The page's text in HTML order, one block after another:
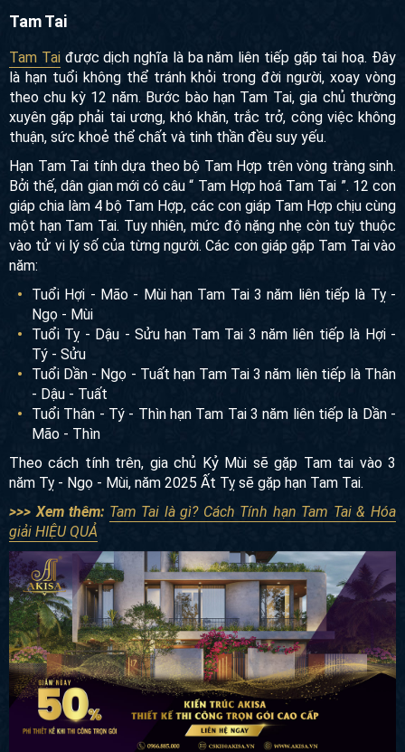
Tam Taiđược dịch nghĩa là ba năm liên tiếp gặp tai hoạ.
Đây là hạn tuổi không thể tránh khỏi trong đời người, xoay
vòng theo chu kỳ 12 năm. Bước bào hạn Tam Tai, gia chủ
thường xuyên gặp phải tai ương, khó khăn, trắc trở, công
việc không thuận, sức khoẻ thể chất và tinh thần đều suy
yếu.
Hạn Tam Tai tính dựa theo bộ Tam Hợp trên vòng tràng sinh.
Bởi thế, dân gian mới có câu “ Tam Hợp hoá Tam Tai ”. 12
con giáp chia làm 4 bộ Tam Hợp, các con giáp Tam Hợp
chịu cùng một hạn Tam Tai. Tuy nhiên, mức độ nặng nhẹ
còn tuỳ thuộc vào tử vi lý số của từng người. Các con giáp
gặp Tam Tai vào năm:
Tuổi Hợi - Mão - Mùi hạn Tam Tai 3 năm liên tiếp là Tỵ -
Ngọ - Mùi
Tuổi Tỵ - Dậu - Sửu hạn Tam Tai 3 năm liên tiếp là Hợi -
Tý - Sửu
Tuổi Dần - Ngọ - Tuất hạn Tam Tai 3 năm liên tiếp là
Thân - Dậu - Tuất
Tuổi Thân - Tý - Thìn hạn Tam Tai 3 năm liên tiếp là Dần
- Mão - Thìn
Theo cách tính trên, gia chủ Kỷ Mùi sẽ gặp Tam tai vào 3
năm Tỵ - Ngọ - Mùi, năm 2025 Ất Tỵ sẽ gặp hạn Tam Tai.
>>> Xem thêm:Tam Tai là gì? Cách Tính hạn Tam Tai &
Hóa giải HIỆU QUẢ